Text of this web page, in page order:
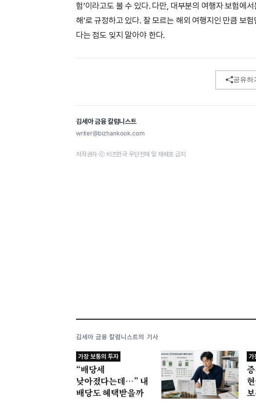
험’이라고도 볼 수 있다. 다만, 대부분의 여행자 보험에
해’로 규정하고 있다. 잘 모르는 해외 여행지인 만큼 보
다는 점도 잊지 말아야 한다.
공유하
김세아 금융 칼럼니스트
writer@bizhankook.com
저작권자 ⓒ 비즈한국 무단전재 및 재배포 금지
김세아 금융 칼럼니스트의 기사
가장 보통의 투자
“배당세
낮아졌다는데…” 내
배당도 혜택받을까
가